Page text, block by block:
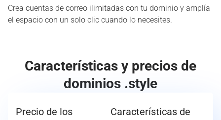
Crea cuentas de correo ilimitadas con tu dominio y amplía
el espacio con un solo clic cuando lo necesites.
Características y precios de
dominios .style
Precio de los
Características de